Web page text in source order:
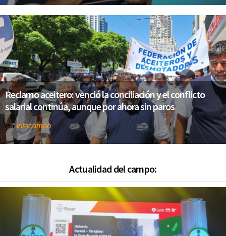
Reclamo aceitero: venció la conciliación y el conflicto
salarial continúa, aunque por ahora sin paros
Porinfocampo
Actualidad del campo: